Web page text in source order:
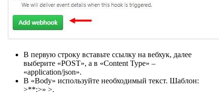
В первую строку вставьте ссылку на вебхук, далее
выберите «POST», а в «Content Type» –
«application/json».
В «Body» используйте необходимый текст. Шаблон:
>**:>» >.